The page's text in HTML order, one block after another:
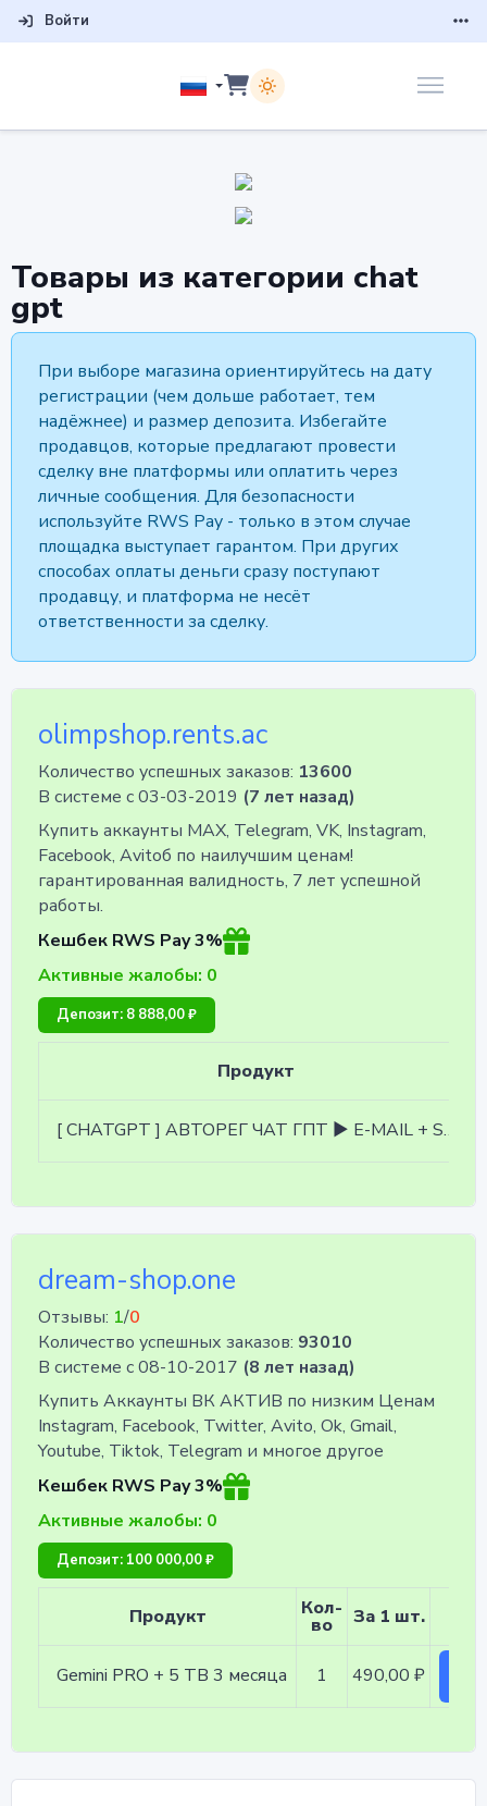
Войти
товары из категории chat
gpt
При выборе магазина ориентируйтесь на дату
регистрации (чем дольше работает, тем
надёжнее) и размер депозита. Избегайте
продавцов, которые предлагают провести
сделку вне платформы или оплатить через
личные сообщения. Для безопасности
используйте RWS Pay - только в этом случае
площадка выступает гарантом. При других
способах оплаты деньги сразу поступают
продавцу, и платформа не несёт
ответственности за сделку.
olimpshop.rents.ac
Количество успешных заказов: 13600
В системе с 03-03-2019 (7 лет назад)
Купить аккаунты MAX, Telegram, VK, Instagram,
Facebook, Avitoб по наилучшим ценам!
гарантированная валидность, 7 лет успешной
работы.
Кешбек RWS Pay 3%
Активные жалобы: 0
Депозит: 8 888,00 ₽
Продукт
[ СHATGPT ] АВТОРЕГ ЧАТ ГПТ ▶ E-MAIL + SMS ▶ OPENAI ▶ LOGIN:PASSWORD:E-MAIL:PASSWORD
dream-shop.one
Отзывы: 1/0
Количество успешных заказов: 93010
В системе с 08-10-2017 (8 лет назад)
Купить Аккаунты ВК АКТИВ по низким Ценам
Instagram, Facebook, Twitter, Avito, Ok, Gmail,
Youtube, Tiktok, Telegram и многое другое
Кешбек RWS Pay 3%
Активные жалобы: 0
Депозит: 100 000,00 ₽
Продукт Кол-
во За 1 шт.
Gemini PRO + 5 TB 3 месяца 1 490,00 ₽